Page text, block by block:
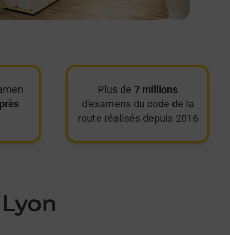
Plus de 7 millions
d'examens du code de la
route réalisés depuis 2016